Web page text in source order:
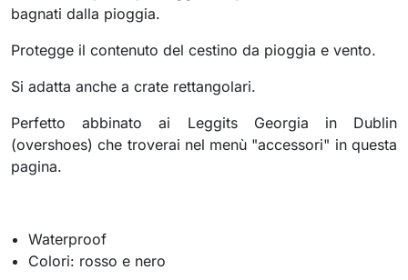
bagnati dalla pioggia.
Protegge il contenuto del cestino da pioggia e vento.
Si adatta anche a crate rettangolari.
Perfetto abbinato ai Leggits Georgia in Dublin
(overshoes) che troverai nel menù "accessori" in questa
pagina.
Waterproof
Colori: rosso e nero